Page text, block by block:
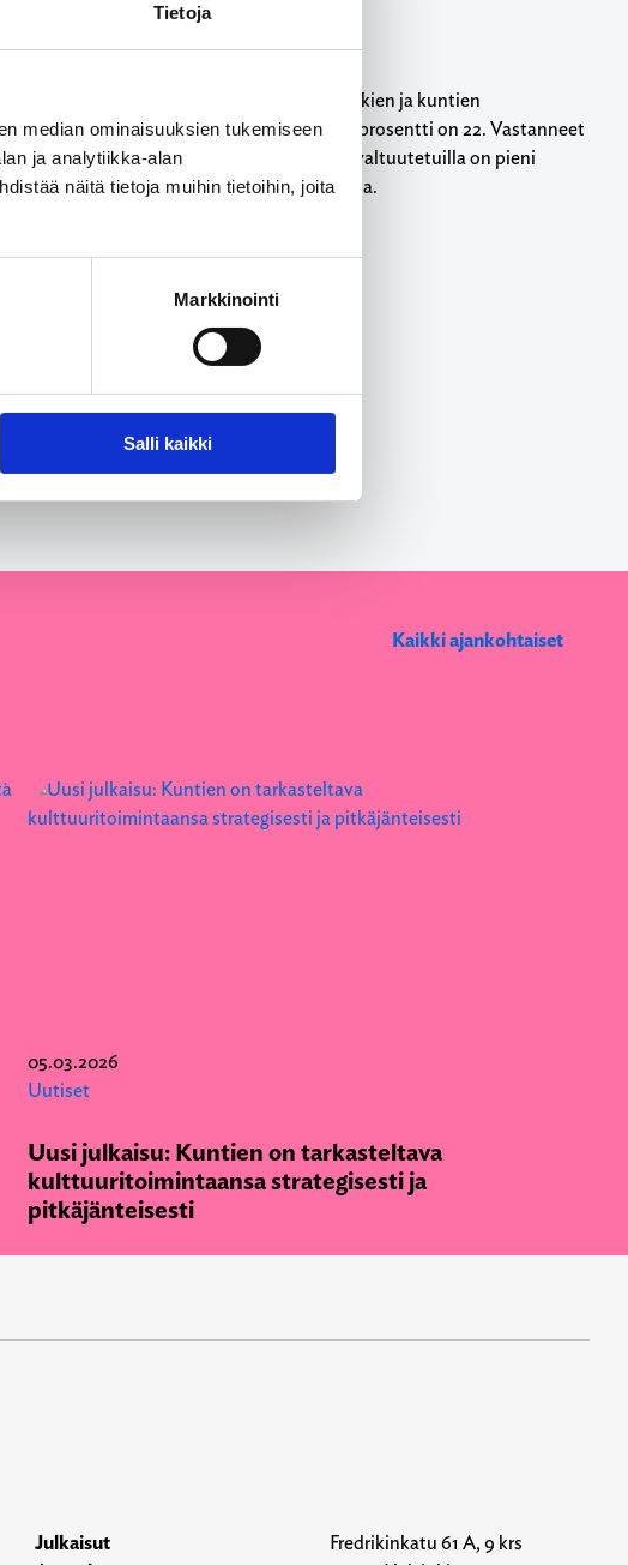
Tietoja
median ominaisuuksien tukemiseen
ja analytiikka-alan
näitä tietoja muihin tietoihin, joita
Markkinointi
Salli kaikki
keväällä valituille uusille kaupunkien ja kuntien
vastasi 1745 valtuutettua. Vastausprosentti on 22. Vastanneet
maakunnittain ja puolueittain. RKP:n valtuutetuilla on pieni
on kaksi prosenttiyksikköä suuntaansa.
Kaikki ajankohtaiset
05.03.2026
Uutiset
Uusi julkaisu: Kuntien on tarkasteltava
kulttuuritoimintaansa strategisesti ja
pitkäjänteisesti
Julkaisut
Fredrikinkatu 61 A, 9 krs